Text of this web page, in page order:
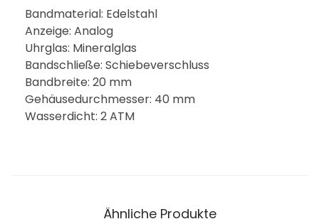
Bandmaterial: Edelstahl
Anzeige: Analog
Uhrglas: Mineralglas
Bandschließe: Schiebeverschluss
Bandbreite: 20 mm
Gehäusedurchmesser: 40 mm
Wasserdicht: 2 ATM
Ähnliche Produkte